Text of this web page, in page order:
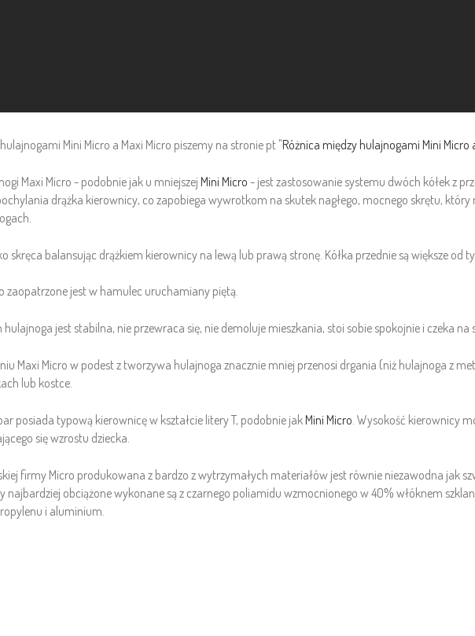
Mini Micro a Maxi Micro piszemy na stronie pt "Różnica między hulajnogami Mini Micro
Maxi Micro - podobnie jak u mniejszej Mini Micro - jest zastosowanie systemu dwóch kółek z
drążka kierownicy, co zapobiega wywrotkom na skutek nagłego, mocnego skrętu,
skręca balansując drążkiem kierownicy na lewą lub prawą stronę. Kółka przednie są większe od
zaopatrzone jest w hamulec uruchamiany piętą.
hulajnoga jest stabilna, nie przewraca się, nie demoluje mieszkania, stoi sobie spokojnie i czeka
Maxi Micro w podest z tworzywa hulajnoga znacznie mniej przenosi drgania (niż hulajnoga z
lub kostce.
posiada typową kierownicę w kształcie litery T, podobnie jak Mini Micro. Wysokość kierownicy
się wzrostu dziecka.
firmy Micro produkowana z bardzo z wytrzymałych materiałów jest równie niezawodna jak
najbardziej obciążone wykonane są z czarnego poliamidu wzmocnionego w 40% włóknem
i aluminium.